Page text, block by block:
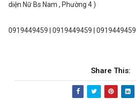
diện Nữ Bs Nam , Phường 4 )
0919449459 | 0919449459 | 0919449459
Share This: